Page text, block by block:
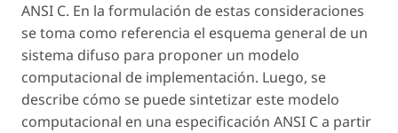
ANSI C. En la formulación de estas consideraciones
se toma como referencia el esquema general de un
sistema difuso para proponer un modelo
computacional de implementación. Luego, se
describe cómo se puede sintetizar este modelo
computacional en una especificación ANSI C a partir